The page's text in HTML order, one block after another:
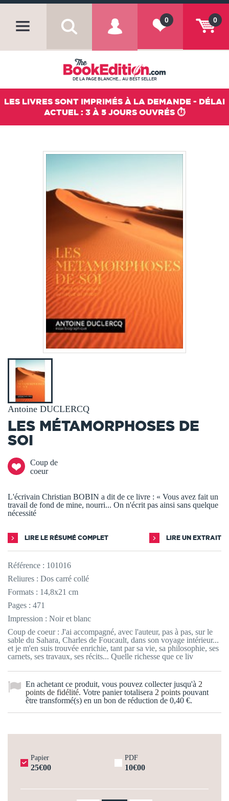
0
0
DE LA PAGE BLANCHE... AU BEST SELLER
LES LIVRES SONT IMPRIMÉS À LA DEMANDE - DÉLAI
ACTUEL : 3 À 5 JOURS OUVRÉS ⏱️
Antoine DUCLERCQ
LES MÉTAMORPHOSES DE
SOI
Coup de
coeur
L'écrivain Christian BOBIN a dit de ce livre : « Vous avez fait un
travail de fond de mine, nourri... On n'écrit pas ainsi sans quelque
nécessité
LIRE LE RÉSUMÉ COMPLET LIRE UN EXTRAIT
Référence : 101016
Reliures : Dos carré collé
Formats : 14,8x21 cm
Pages : 471
Impression : Noir et blanc
Coup de coeur : J'ai accompagné, avec l'auteur, pas à pas, sur le
sable du Sahara, Charles de Foucault, dans son voyage intérieur...
et je m'en suis trouvée enrichie, tant par sa vie, sa philosophie, ses
carnets, ses travaux, ses récits... Quelle richesse que ce liv
En achetant ce produit, vous pouvez collecter jusqu'à 2
points de fidélité. Votre panier totalisera 2 points pouvant
être transformé(s) en un bon de réduction de 0,40 €.
Papier
25€00
PDF
10€00